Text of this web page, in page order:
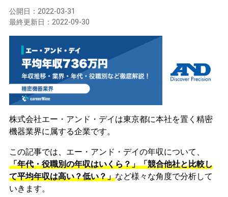
公開日： 2022-03-31
最終更新日： 2022-09-30
株式会社エー・アンド・デイは東京都に本社を置く精密
機器業界に属する企業です。
この記事では、エー・アンド・デイの年収について、
「年代・役職別の年収はいくら？」「競合他社と比較し
て平均年収は高い？低い？」など様々な角度で分析して
いきます。